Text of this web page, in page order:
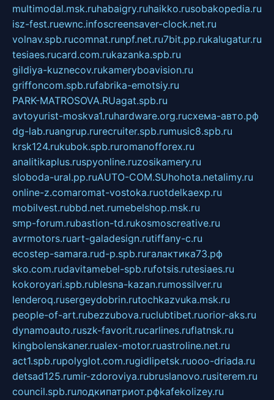
multimodal.msk.ruhabaigry.ruhaikko.rusobakopedia.ru
isz-fest.ruewnc.infoscreensaver-clock.net.ru
volnav.spb.rucomnat.runpf.net.ru7bit.pp.rukalugatur.ru
tesiaes.rucard.com.rukazanka.spb.ru
gildiya-kuznecov.rukameryboavision.ru
griffoncom.spb.rufabrika-emotsiy.ru
PARK-MATROSOVA.RUagat.spb.ru
avtoyurist-moskva1.ruhardware.org.ruсхема-авто.рф
dg-lab.ruangrup.rurecruiter.spb.rumusic8.spb.ru
krsk124.rukubok.spb.ruromanofforex.ru
analitikaplus.ruspyonline.ruzosikamery.ru
sloboda-ural.pp.ruAUTO-COM.SUhohota.netalimy.ru
online-z.comaromat-vostoka.ruotdelkaexp.ru
mobilvest.rubbd.net.rumebelshop.msk.ru
smp-forum.rubastion-td.rukosmoscreative.ru
avrmotors.ruart-galadesign.rutiffany-c.ru
ecostep-samara.rud-p.spb.ruгалактика73.рф
sko.com.rudavitamebel-spb.rufotsis.rutesiaes.ru
kokoroyari.spb.rublesna-kazan.rumossilver.ru
lenderoq.rusergeydobrin.rutochkazvuka.msk.ru
people-of-art.rubezzubova.ruclubtibet.ruorior-aks.ru
dynamoauto.ruszk-favorit.rucarlines.ruflatnsk.ru
kingbolenskaner.rualex-motor.ruastroline.net.ru
act1.spb.rupolyglot.com.rugidlipetsk.ruooo-driada.ru
detsad125.rumir-zdoroviya.rubruslanovo.rusiterem.ru
council.spb.ruлодкипатриот.рфkafekolizey.ru